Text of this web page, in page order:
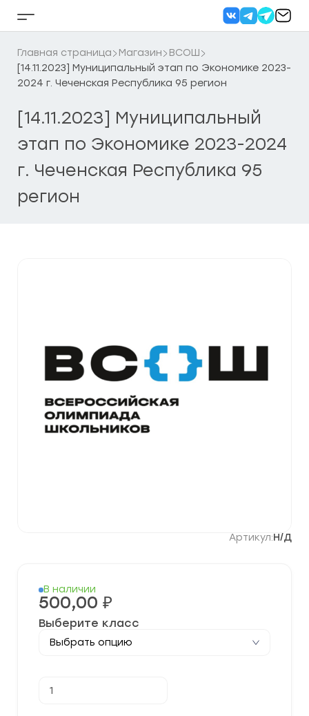
Кнопка
бокового
меню
Главная страница Магазин
ВСОШ
[14.11.2023] Муниципальный этап по Экономике 2023-
2024 г. Чеченская Республика 95 регион
[14.11.2023] Муниципальный
этап по Экономике 2023-2024
г. Чеченская Республика 95
регион
Артикул:Н/Д
В наличии
500,00 ₽
Выберите класс
товара